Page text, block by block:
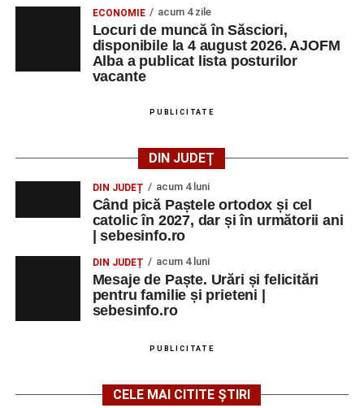
ECONOMIE acum 4 zile
Locuri de muncă în Săsciori,
disponibile la 4 august 2026. AJOFM
Alba a publicat lista posturilor
vacante
PUBLICITATE
DIN JUDEȚ
DIN JUDEȚ acum 4 luni
Când pică Paștele ortodox și cel
catolic în 2027, dar și în următorii ani
| sebesinfo.ro
DIN JUDEȚ acum 4 luni
Mesaje de Paște. Urări și felicitări
pentru familie și prieteni |
sebesinfo.ro
PUBLICITATE
CELE MAI CITITE ȘTIRI